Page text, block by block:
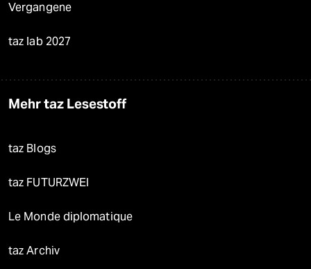
Vergangene
taz lab 2027
Mehr taz Lesestoff
taz Blogs
taz FUTURZWEI
Le Monde diplomatique
taz Archiv